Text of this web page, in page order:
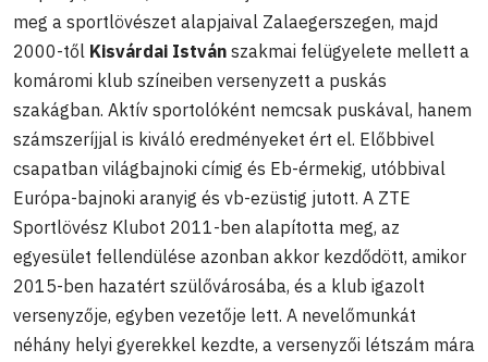
meg a sportlövészet alapjaival Zalaegerszegen, majd
2000-től Kisvárdai István szakmai felügyelete mellett a
komáromi klub színeiben versenyzett a puskás
szakágban. Aktív sportolóként nemcsak puskával, hanem
számszeríjjal is kiváló eredményeket ért el. Előbbivel
csapatban világbajnoki címig és Eb-érmekig, utóbbival
Európa-bajnoki aranyig és vb-ezüstig jutott. A ZTE
Sportlövész Klubot 2011-ben alapította meg, az
egyesület fellendülése azonban akkor kezdődött, amikor
2015-ben hazatért szülővárosába, és a klub igazolt
versenyzője, egyben vezetője lett. A nevelőmunkát
néhány helyi gyerekkel kezdte, a versenyzői létszám mára